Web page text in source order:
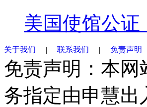
美国使馆公
关于我们 | 联系我们 | 免责声明
免责声明：本
务指定由申慧